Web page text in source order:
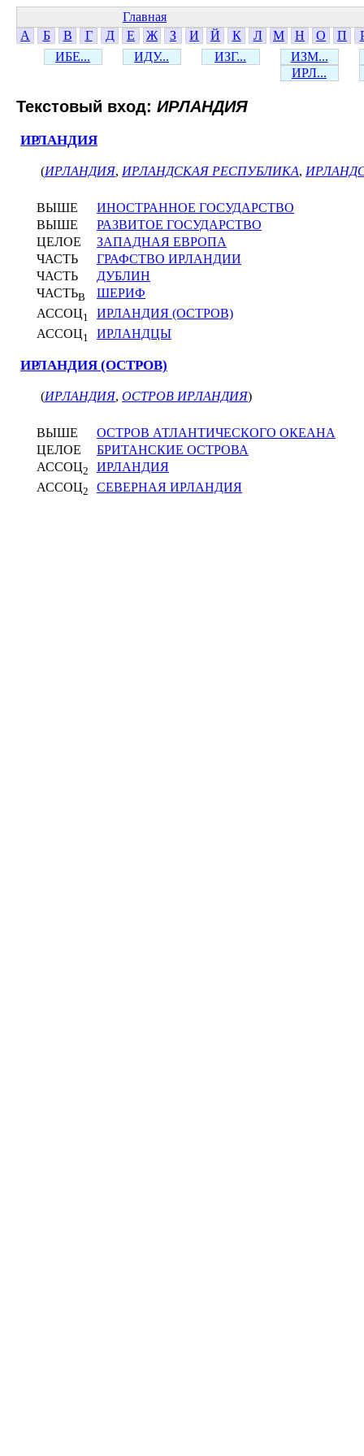
Главная
А
Б В Г Д Е Ж З И Й К Л М Н О П
ИБЕ...
ИДУ... ИЗГ...
ИЗМ...
ИРЛ...
Текстовый вход: ИРЛАНДИЯ
ИРЛАНДИЯ
(ИРЛАНДИЯ, ИРЛАНДСКАЯ РЕСПУБЛИКА,
ВЫШЕ
ИНОСТРАННОЕ ГОСУДАРСТВО
ВЫШЕ
РАЗВИТОЕ ГОСУДАРСТВО
ЦЕЛОЕ
ЗАПАДНАЯ ЕВРОПА
ЧАСТЬ
ГРАФСТВО ИРЛАНДИИ
ЧАСТЬ
ДУБЛИН
ЧАСТЬВ
ШЕРИФ
АССОЦ1
ИРЛАНДИЯ (ОСТРОВ)
АССОЦ1 ИРЛАНДЦЫ
ИРЛАНДИЯ (ОСТРОВ)
(ИРЛАНДИЯ, ОСТРОВ ИРЛАНДИЯ)
ВЫШЕ
ОСТРОВ АТЛАНТИЧЕСКОГО ОКЕАНА
ЦЕЛОЕ
БРИТАНСКИЕ ОСТРОВА
АССОЦ2
ИРЛАНДИЯ
АССОЦ2 СЕВЕРНАЯ ИРЛАНДИЯ